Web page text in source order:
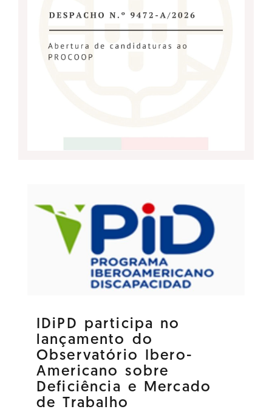
IDiPD participa no
lançamento do
Observatório Ibero-
Americano sobre
Deficiência e Mercado
de Trabalho